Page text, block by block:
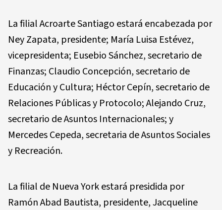
La filial Acroarte Santiago estará encabezada por
Ney Zapata, presidente; María Luisa Estévez,
vicepresidenta; Eusebio Sánchez, secretario de
Finanzas; Claudio Concepción, secretario de
Educación y Cultura; Héctor Cepín, secretario de
Relaciones Públicas y Protocolo; Alejando Cruz,
secretario de Asuntos Internacionales; y
Mercedes Cepeda, secretaria de Asuntos Sociales
y Recreación.
La filial de Nueva York estará presidida por
Ramón Abad Bautista, presidente, Jacqueline